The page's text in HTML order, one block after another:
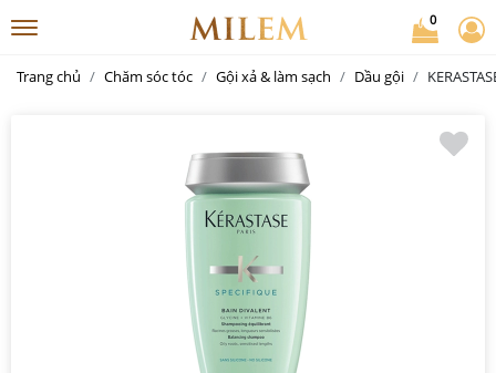
Trang chủ Chăm sóc tóc Gội xả & làm sạch Dầu gội
0